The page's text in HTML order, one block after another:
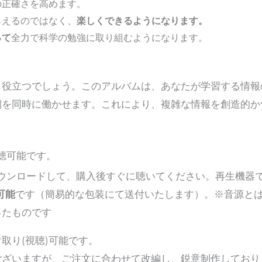
確さを高めます。
るのではなく、 楽しくできるようになります。
全力で科学の勉強に取り組むようになります。
立つでしょう。このアルバムは、あなたが学習する情
同時に働かせます。これにより、複雑な情報を創造的
能です。
ロードして、購入後すぐに聴いてください。再生機
能です（簡易的な包装にて送付いたします）。※音源と
ものです
り(視聴)可能です。
いますが、ご注文に合わせて改編し、鋭意制作してお